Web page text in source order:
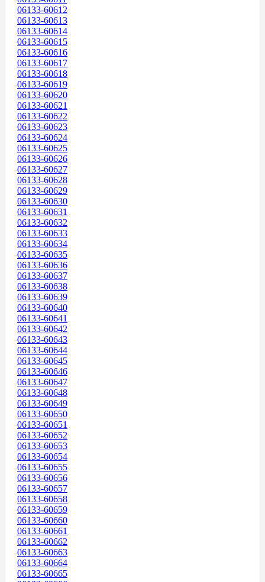
06133-60612
06133-60613
06133-60614
06133-60615
06133-60616
06133-60617
06133-60618
06133-60619
06133-60620
06133-60621
06133-60622
06133-60623
06133-60624
06133-60625
06133-60626
06133-60627
06133-60628
06133-60629
06133-60630
06133-60631
06133-60632
06133-60633
06133-60634
06133-60635
06133-60636
06133-60637
06133-60638
06133-60639
06133-60640
06133-60641
06133-60642
06133-60643
06133-60644
06133-60645
06133-60646
06133-60647
06133-60648
06133-60649
06133-60650
06133-60651
06133-60652
06133-60653
06133-60654
06133-60655
06133-60656
06133-60657
06133-60658
06133-60659
06133-60660
06133-60661
06133-60662
06133-60663
06133-60664
06133-60665